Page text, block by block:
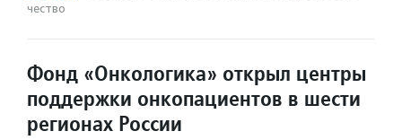
чест­во
Фонд «Онкологика» открыл центры
поддержки онкопациентов в шести
регионах России